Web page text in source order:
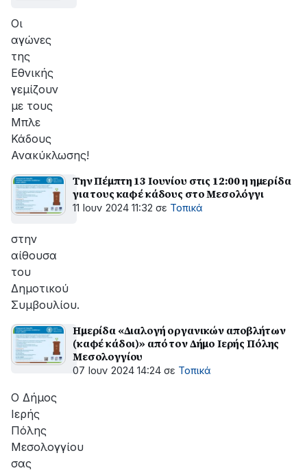
Οι
αγώνες
της
Εθνικής
γεμίζουν
με τους
Μπλε
Κάδους
Ανακύκλωσης!
Την Πέμπτη 13 Ιουνίου στις 12:00 η ημερίδα
για τους καφέ κάδους στο Μεσολόγγι
11 Ιουν 2024 11:32 σε Τοπικά
στην
αίθουσα
του
Δημοτικού
Συμβουλίου.
Ημερίδα «Διαλογή οργανικών αποβλήτων
(καφέ κάδοι)» από τον Δήμο Ιερής Πόλης
Μεσολογγίου
07 Ιουν 2024 14:24 σε Τοπικά
Ο Δήμος
Ιερής
Πόλης
Μεσολογγίου
σας